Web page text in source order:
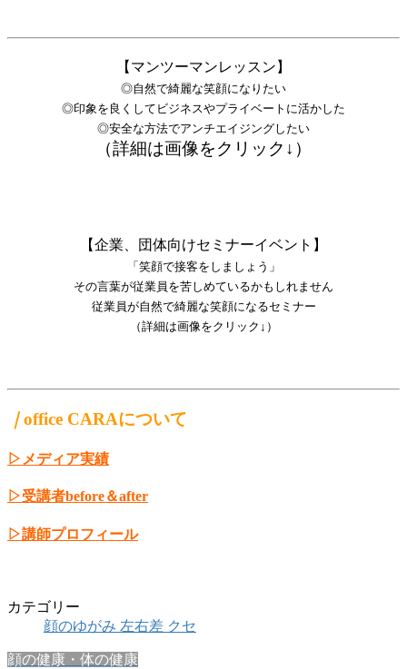
【マンツーマンレッスン】
◎自然で綺麗な笑顔になりたい
◎印象を良くしてビジネスやプライベートに活かした
◎安全な方法でアンチエイジングしたい
（詳細は画像をクリック↓）
【企業、団体向けセミナーイベント】
「笑顔で接客をしましょう」
その言葉が従業員を苦しめているかもしれません
従業員が自然で綺麗な笑顔になるセミナー
（詳細は画像をクリック↓）
｜office CARAについて
▷メディア実績
▷受講者before＆after
▷講師プロフィール
カテゴリー
顔のゆがみ 左右差 クセ
顔の健康・体の健康